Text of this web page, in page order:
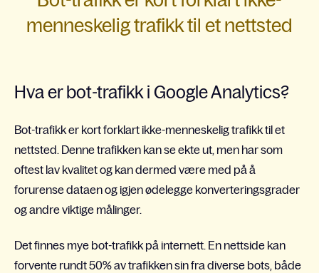
menneskelig trafikk til et nettsted
Hva er bot-trafikk i Google Analytics?
Bot-trafikk er kort forklart ikke-menneskelig trafikk til et
nettsted. Denne trafikken kan se ekte ut, men har som
oftest lav kvalitet og kan dermed være med på å
forurense dataen og igjen ødelegge konverteringsgrader
og andre viktige målinger.
Det finnes mye bot-trafikk på internett. En nettside kan
forvente rundt 50% av trafikken sin fra diverse bots, både